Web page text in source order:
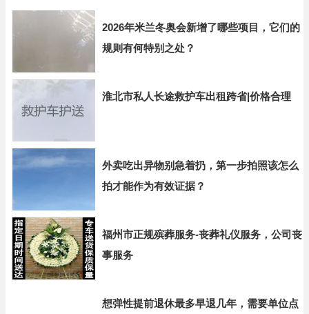
2026年米兰冬奥会新增了哪些项目，它们的
规则有何特别之处？
淮北市私人长途救护车出租跨省|价格合理
外卖吃出异物别急着扔，第一步拍照该怎么
拍才能作为有效证据？
福州市正规殡葬服务-丧葬礼仪服务，公司丧
事服务
想弹性提前退休最多早退几年，需要单位点